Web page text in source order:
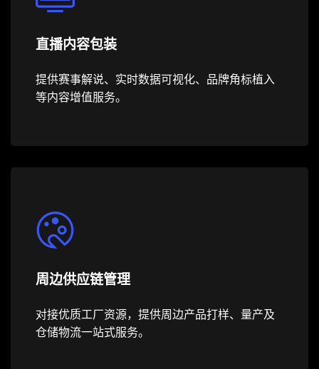
直播内容包装
提供赛事解说、实时数据可视化、品牌角标植入
等内容增值服务。
周边供应链管理
对接优质工厂资源，提供周边产品打样、量产及
仓储物流一站式服务。